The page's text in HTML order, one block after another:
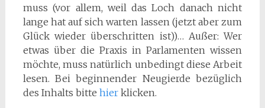
muss (vor allem, weil das Loch danach nicht
lange hat auf sich warten lassen (jetzt aber zum
Glück wieder überschritten ist))… Außer: Wer
etwas über die Praxis in Parlamenten wissen
möchte, muss natürlich unbedingt diese Arbeit
lesen. Bei beginnender Neugierde bezüglich
des Inhalts bitte hierklicken.